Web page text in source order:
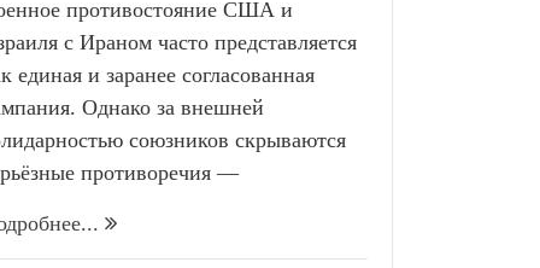
противостояние США и
с Ираном часто представляется
единая и заранее согласованная
Однако за внешней
союзников скрываются
противоречия —